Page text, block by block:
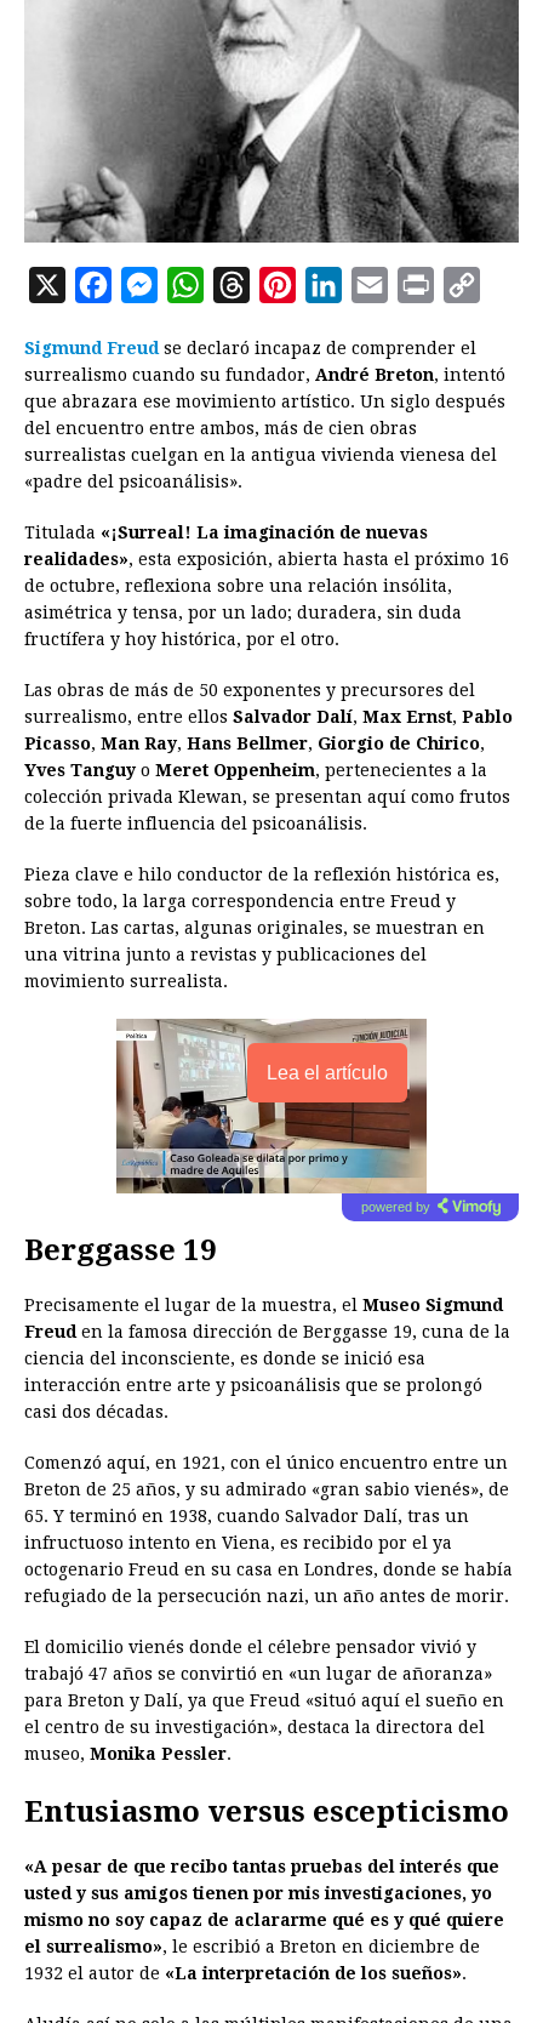
X
c
e
b
o
k
M
s
s
e
n
e
W
a
t
s
A
p
r
e
a
d
n
t
e
r
s
n
k
e
d
n
a
i
l
i
n
y
i
Sigmund Freud se declaró incapaz de comprender el
surrealismo cuando su fundador, André Breton, intentó
que abrazara ese movimiento artístico. Un siglo después
del encuentro entre ambos, más de cien obras
surrealistas cuelgan en la antigua vivienda vienesa del
«padre del psicoanálisis».
Titulada «¡Surreal! La imaginación de nuevas
realidades», esta exposición, abierta hasta el próximo 16
de octubre, reflexiona sobre una relación insólita,
asimétrica y tensa, por un lado; duradera, sin duda
fructífera y hoy histórica, por el otro.
Las obras de más de 50 exponentes y precursores del
surrealismo, entre ellos Salvador Dalí, Max Ernst, Pablo
Picasso, Man Ray, Hans Bellmer, Giorgio de Chirico,
Yves Tanguyo Meret Oppenheim, pertenecientes a la
colección privada Klewan, se presentan aquí como frutos
de la fuerte influencia del psicoanálisis.
Pieza clave e hilo conductor de la reflexión histórica es,
sobre todo, la larga correspondencia entre Freud y
Breton. Las cartas, algunas originales, se muestran en
una vitrina junto a revistas y publicaciones del
movimiento surrealista.
Lea el artículo
powered by
Berggasse 19
Precisamente el lugar de la muestra, el Museo Sigmund
Freud en la famosa dirección de Berggasse 19, cuna de la
ciencia del inconsciente, es donde se inició esa
interacción entre arte y psicoanálisis que se prolongó
casi dos décadas.
Comenzó aquí, en 1921, con el único encuentro entre un
Breton de 25 años, y su admirado «gran sabio vienés», de
65. Y terminó en 1938, cuando Salvador Dalí, tras un
infructuoso intento en Viena, es recibido por el ya
octogenario Freud en su casa en Londres, donde se había
refugiado de la persecución nazi, un año antes de morir.
El domicilio vienés donde el célebre pensador vivió y
trabajó 47 años se convirtió en «un lugar de añoranza»
para Breton y Dalí, ya que Freud «situó aquí el sueño en
el centro de su investigación», destaca la directora del
museo, Monika Pessler.
Entusiasmo versus escepticismo
«A pesar de que recibo tantas pruebas del interés que
usted y sus amigos tienen por mis investigaciones, yo
mismo no soy capaz de aclararme qué es y qué quiere
el surrealismo», le escribió a Breton en diciembre de
1932 el autor de «La interpretación de los sueños».